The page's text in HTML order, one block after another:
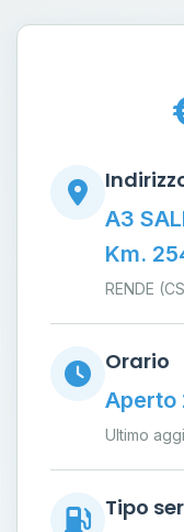
A3
Km.
RENDE
Orario
Aperto
Ultimo
Tipo